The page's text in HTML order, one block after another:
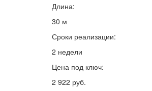
Длина:
30 м
Сроки реализации:
2 недели
Цена под ключ:
2 922 руб.